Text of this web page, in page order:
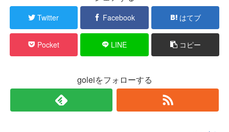
Twitter Facebook はてブ
Pocket LINE コピー
goleiをフォローする